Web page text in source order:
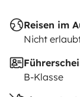
Reisen im
Nicht
B-Klasse